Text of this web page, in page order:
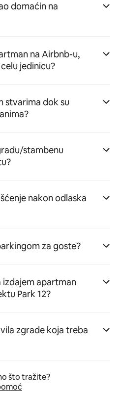
domaćin na
na Airbnb-u,
jedinicu?
stvarima dok su
stambenu
nakon odlaska
za goste?
izdajem apartman
Park 12?
zgrade koja treba
što tražite?